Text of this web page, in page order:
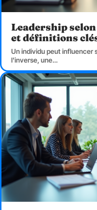
Leadership
et définitions
Un individu peut influencer
l'inverse, une…